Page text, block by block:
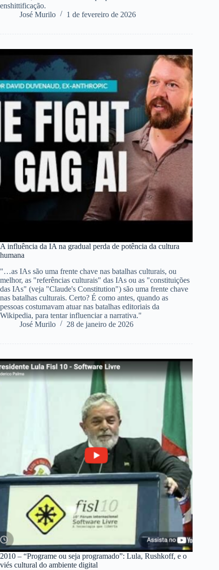
enshittificação.
José Murilo
1 de fevereiro de 2026
A influência da IA na gradual perda de potência da cultura
humana
"…as IAs são uma frente chave nas batalhas culturais, ou
melhor, as "referências culturais" das IAs ou as "constituições
das IAs" (veja "Claude's Constitution") são uma frente chave
nas batalhas culturais. Certo? É como antes, quando as
pessoas costumavam atuar nas batalhas editoriais da
Wikipedia, para tentar influenciar a narrativa."
José Murilo
28 de janeiro de 2026
2010 – “Programe ou seja programado”: Lula, Rushkoff, e o
viés cultural do ambiente digital